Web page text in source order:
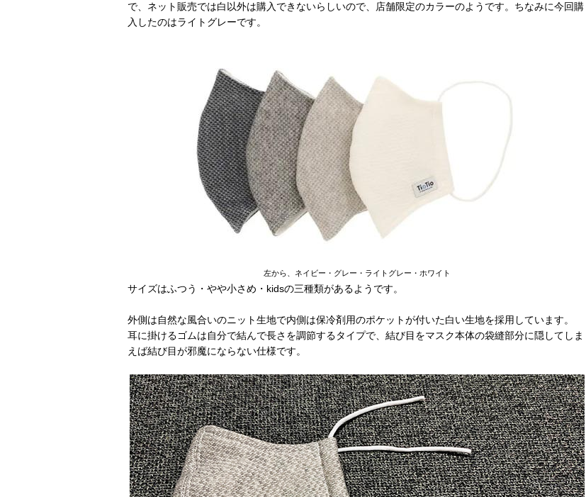
で、ネット販売では白以外は購入できないらしいので、店舗限定のカラーのようです。ちなみに今回購
入したのはライトグレーです。
左から、ネイビー・グレー・ライトグレー・ホワイト
サイズはふつう・やや小さめ・kidsの三種類があるようです。
外側は自然な風合いのニット生地で内側は保冷剤用のポケットが付いた白い生地を採用しています。
耳に掛けるゴムは自分で結んで長さを調節するタイプで、結び目をマスク本体の袋縫部分に隠してしま
えば結び目が邪魔にならない仕様です。